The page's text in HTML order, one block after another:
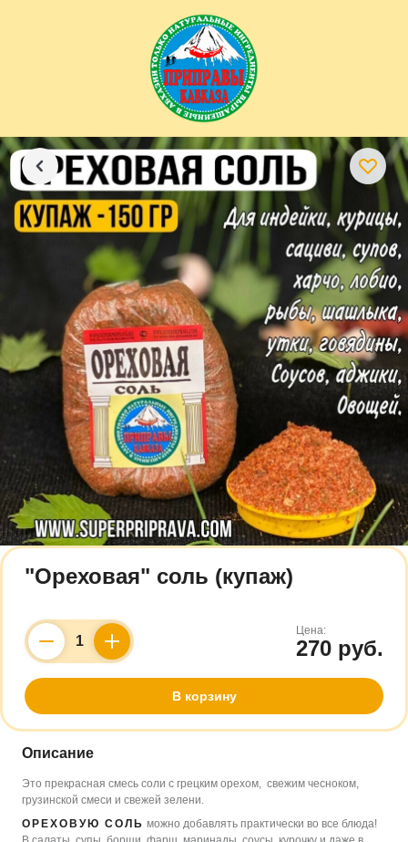
"Ореховая" соль (купаж)
Counter
Цена:
270 руб.
В корзину
Описание
Это прекрасная смесь соли с грецким орехом, свежим чесноком,
грузинской смеси и свежей зелени.
ОРЕХОВУЮ СОЛЬ можно добавлять практически во все блюда!